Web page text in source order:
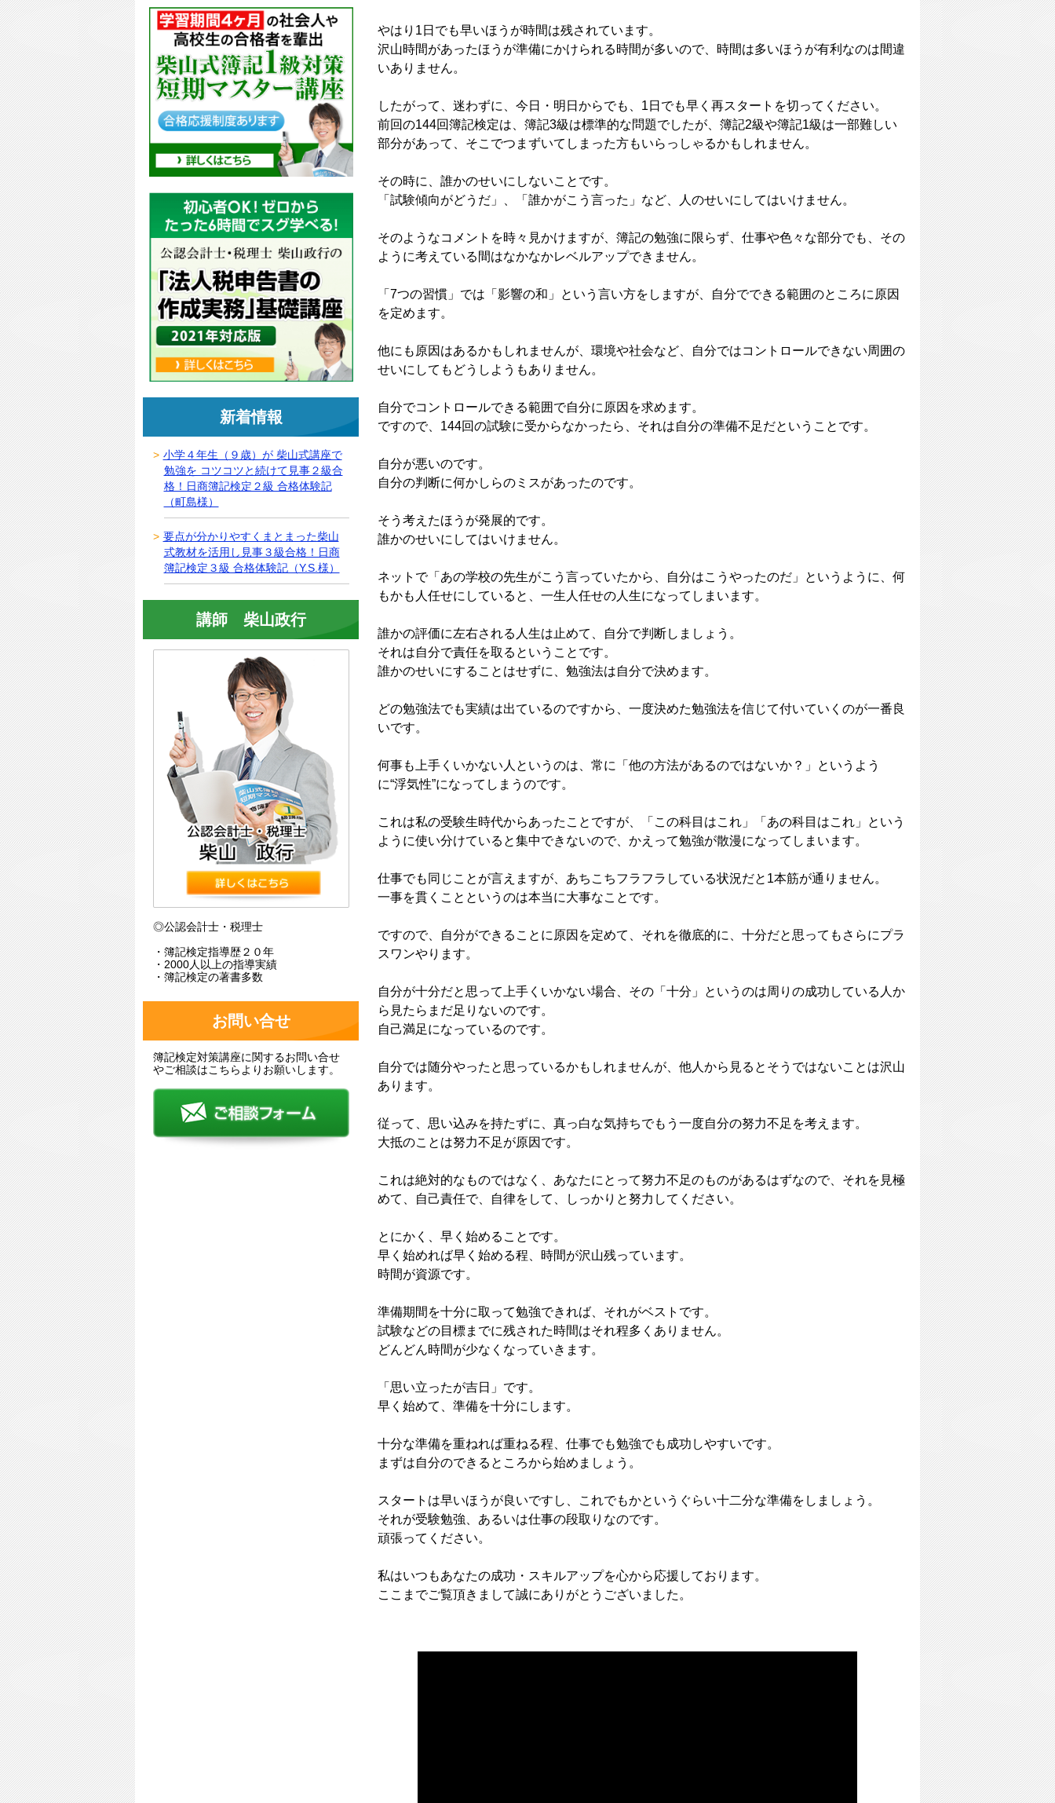
やはり1日でも早いほうが時間は残されています。
沢山時間があったほうが準備にかけられる時間が多いので、時間は多いほうが有利なのは間違
いありません。
したがって、迷わずに、今日・明日からでも、1日でも早く再スタートを切ってください。
前回の144回簿記検定は、簿記3級は標準的な問題でしたが、簿記2級や簿記1級は一部難しい
部分があって、そこでつまずいてしまった方もいらっしゃるかもしれません。
その時に、誰かのせいにしないことです。
「試験傾向がどうだ」、「誰かがこう言った」など、人のせいにしてはいけません。
そのようなコメントを時々見かけますが、簿記の勉強に限らず、仕事や色々な部分でも、その
ように考えている間はなかなかレベルアップできません。
「7つの習慣」では「影響の和」という言い方をしますが、自分でできる範囲のところに原因
を定めます。
他にも原因はあるかもしれませんが、環境や社会など、自分ではコントロールできない周囲の
せいにしてもどうしようもありません。
自分でコントロールできる範囲で自分に原因を求めます。
ですので、144回の試験に受からなかったら、それは自分の準備不足だということです。
自分が悪いのです。
自分の判断に何かしらのミスがあったのです。
そう考えたほうが発展的です。
誰かのせいにしてはいけません。
ネットで「あの学校の先生がこう言っていたから、自分はこうやったのだ」というように、何
もかも人任せにしていると、一生人任せの人生になってしまいます。
誰かの評価に左右される人生は止めて、自分で判断しましょう。
それは自分で責任を取るということです。
誰かのせいにすることはせずに、勉強法は自分で決めます。
どの勉強法でも実績は出ているのですから、一度決めた勉強法を信じて付いていくのが一番良
いです。
何事も上手くいかない人というのは、常に「他の方法があるのではないか？」というよう
に“浮気性”になってしまうのです。
これは私の受験生時代からあったことですが、「この科目はこれ」「あの科目はこれ」という
ように使い分けていると集中できないので、かえって勉強が散漫になってしまいます。
仕事でも同じことが言えますが、あちこちフラフラしている状況だと1本筋が通りません。
一事を貫くことというのは本当に大事なことです。
ですので、自分ができることに原因を定めて、それを徹底的に、十分だと思ってもさらにプラ
スワンやります。
自分が十分だと思って上手くいかない場合、その「十分」というのは周りの成功している人か
ら見たらまだ足りないのです。
自己満足になっているのです。
自分では随分やったと思っているかもしれませんが、他人から見るとそうではないことは沢山
あります。
従って、思い込みを持たずに、真っ白な気持ちでもう一度自分の努力不足を考えます。
大抵のことは努力不足が原因です。
これは絶対的なものではなく、あなたにとって努力不足のものがあるはずなので、それを見極
めて、自己責任で、自律をして、しっかりと努力してください。
とにかく、早く始めることです。
早く始めれば早く始める程、時間が沢山残っています。
時間が資源です。
準備期間を十分に取って勉強できれば、それがベストです。
試験などの目標までに残された時間はそれ程多くありません。
どんどん時間が少なくなっていきます。
「思い立ったが吉日」です。
早く始めて、準備を十分にします。
十分な準備を重ねれば重ねる程、仕事でも勉強でも成功しやすいです。
まずは自分のできるところから始めましょう。
スタートは早いほうが良いですし、これでもかというぐらい十二分な準備をしましょう。
それが受験勉強、あるいは仕事の段取りなのです。
頑張ってください。
私はいつもあなたの成功・スキルアップを心から応援しております。
ここまでご覧頂きまして誠にありがとうございました。
新着情報
小学４年生（９歳）が 柴山式講座で
勉強を コツコツと続けて見事２級合
格！日商簿記検定２級 合格体験記
（町島様）
要点が分かりやすくまとまった柴山
式教材を活用し見事３級合格！日商
簿記検定３級 合格体験記（Y.S.様）
講師 柴山政行
◎公認会計士・税理士
・簿記検定指導歴２０年
・2000人以上の指導実績
・簿記検定の著書多数
お問い合せ
簿記検定対策講座に関するお問い合せ
やご相談はこちらよりお願いします。